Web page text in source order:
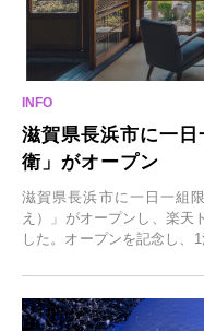
滋賀県長浜市に一
衛」がオープン
滋賀県長浜市に一日一組
え）」がオープンし、楽天
した。オープンを記念し、
一組限定の宿だからこそ叶
けます。